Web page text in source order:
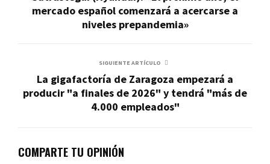
mercado español comenzará a acercarse a
niveles prepandemia»
SIGUIENTE ARTÍCULO
La gigafactoría de Zaragoza empezará a
producir "a finales de 2026" y tendrá "más de
4.000 empleados"
COMPARTE TU OPINIÓN